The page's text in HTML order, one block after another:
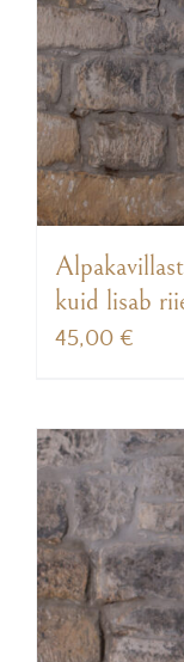
kuid lisab
45,00 €